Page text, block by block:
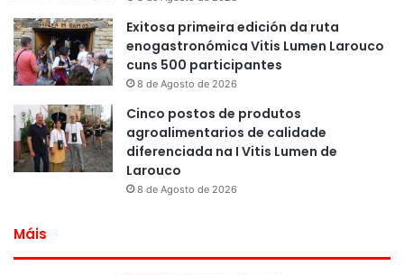
Exitosa primeira edición da ruta
enogastronómica Vitis Lumen Larouco
cuns 500 participantes
8 de Agosto de 2026
Cinco postos de produtos
agroalimentarios de calidade
diferenciada na I Vitis Lumen de
Larouco
8 de Agosto de 2026
Máis